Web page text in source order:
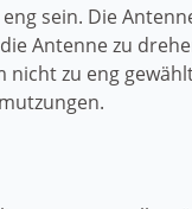
sein. Die
Antenne zu
zu eng